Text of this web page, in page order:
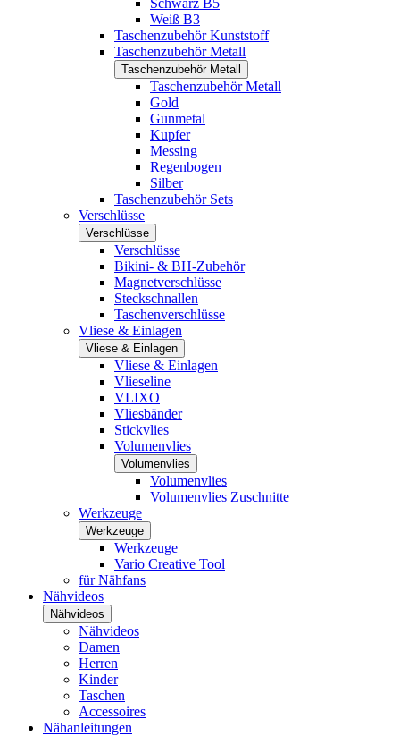
Schwarz B5
Weiß B3
Taschenzubehör Kunststoff
Taschenzubehör Metall
Taschenzubehör Metall
Taschenzubehör Metall
Gold
Gunmetal
Kupfer
Messing
Regenbogen
Silber
Taschenzubehör Sets
Verschlüsse
Verschlüsse
Verschlüsse
Bikini- & BH-Zubehör
Magnetverschlüsse
Steckschnallen
Taschenverschlüsse
Vliese & Einlagen
Vliese & Einlagen
Vliese & Einlagen
Vlieseline
VLIXO
Vliesbänder
Stickvlies
Volumenvlies
Volumenvlies
Volumenvlies
Volumenvlies Zuschnitte
Werkzeuge
Werkzeuge
Werkzeuge
Vario Creative Tool
für Nähfans
Nähvideos
Nähvideos
Nähvideos
Damen
Herren
Kinder
Taschen
Accessoires
Nähanleitungen